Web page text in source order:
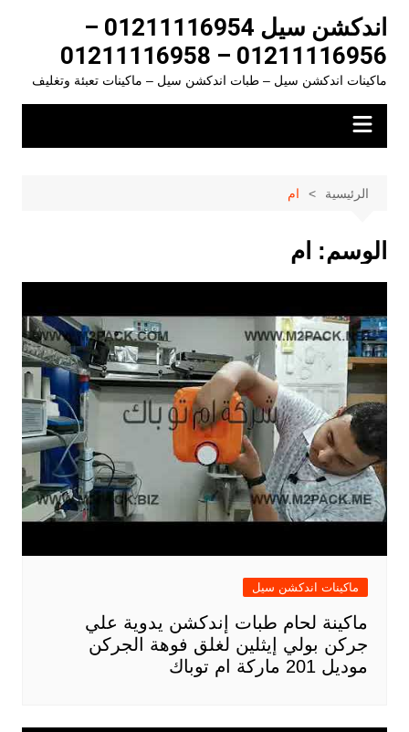
المحتوى
اندكشن سيل 01211116954 –
01211116956 – 01211116958
ماكينات اندكشن سيل – طبات اندكشن سيل – ماكينات تعبئة وتغليف
الرئيسية ام
الوسم: ام
ماكينات اندكشن سيل
ماكينة لحام طبات إندكشن يدوية علي
جركن بولي إيثلين لغلق فوهة الجركن
موديل 201 ماركة ام توباك